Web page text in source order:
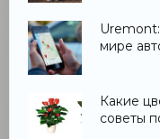
мире
Какие
советы